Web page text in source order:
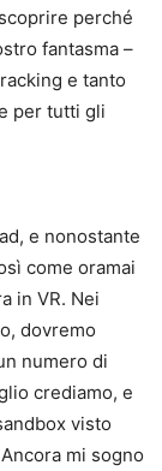
perché
fantasma –
e tanto
per tutti gli
e nonostante
come oramai
in VR. Nei
dovremo
numero di
crediamo, e
visto
mi sogno